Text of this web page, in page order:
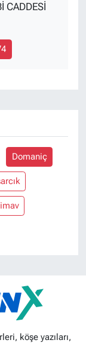
CADDESİ
Domaniç
köşe yazıları,